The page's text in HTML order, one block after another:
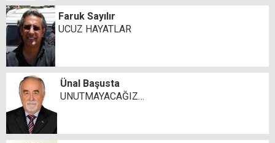
Faruk Sayılır
UCUZ HAYATLAR
Ünal Başusta
UNUTMAYACAĞIZ…